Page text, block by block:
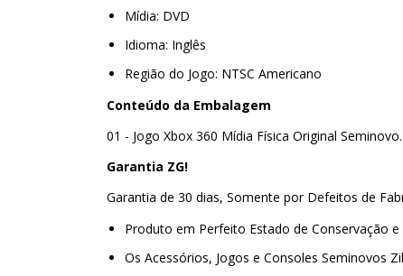
Mídia: DVD
Idioma: Inglês
Região do Jogo: NTSC Americano
Conteúdo da Embalagem
01 - Jogo Xbox 360 Mídia Física Original Seminovo.
Garantia ZG!
Garantia de 30 dias, Somente por Defeitos de
Produto em Perfeito Estado de Conservação
Os Acessórios, Jogos e Consoles Seminovos